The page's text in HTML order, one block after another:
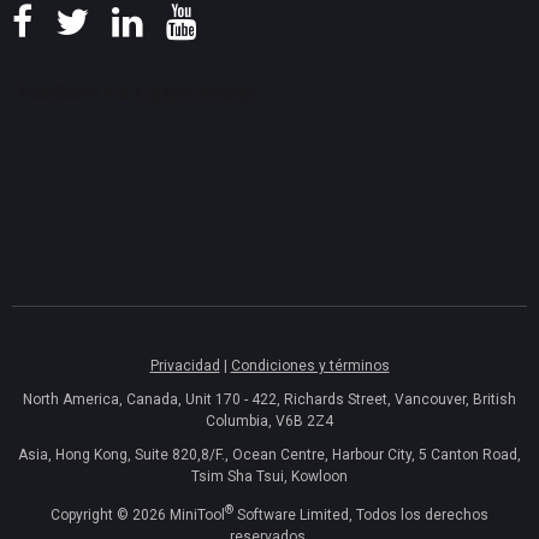
Privacidad
Condiciones y términos
North America, Canada, Unit 170 - 422, Richards Street, Vancouver, British
Columbia, V6B 2Z4
Asia, Hong Kong, Suite 820,8/F., Ocean Centre, Harbour City, 5 Canton Road,
Tsim Sha Tsui, Kowloon
Copyright © 2026 MiniTool ® Software Limited, Todos los derechos